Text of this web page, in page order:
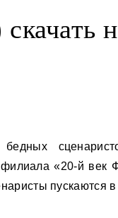
«20-й век
пускаются в